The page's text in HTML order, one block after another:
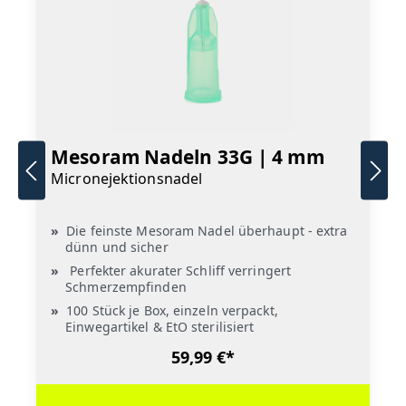
Mesoram Nadeln 33G | 4 mm
Micronejektionsnadel
Die feinste Mesoram Nadel überhaupt - extra
dünn und sicher
Perfekter akurater Schliff verringert
Schmerzempfinden
100 Stück je Box, einzeln verpackt,
Einwegartikel & EtO sterilisiert
59,99 €*